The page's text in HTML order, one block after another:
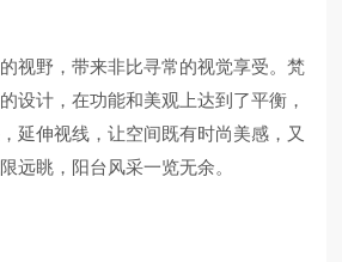
视野，带来非比寻常的视觉享受。梵
设计，在功能和美观上达到了平衡，
延伸视线，让空间既有时尚美感，又
远眺，阳台风采一览无余。